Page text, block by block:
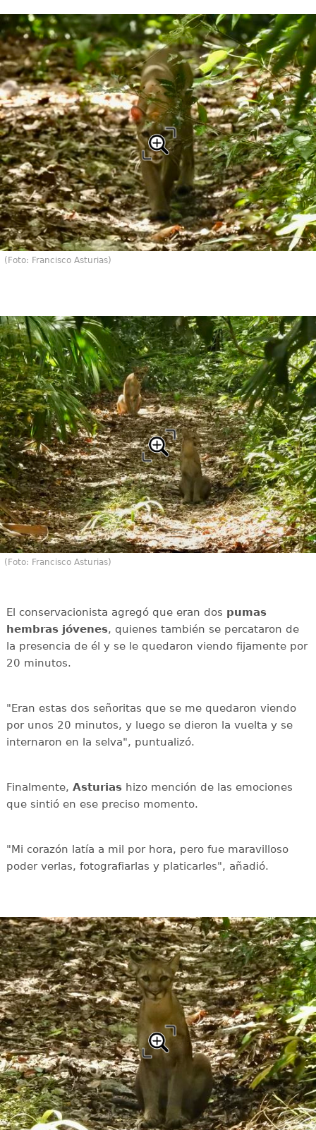
(Foto: Francisco Asturias)
(Foto: Francisco Asturias)
El conservacionista agregó que eran dos pumas
hembras jóvenes, quienes también se percataron de
la presencia de él y se le quedaron viendo fijamente por
20 minutos.
"Eran estas dos señoritas que se me quedaron viendo
por unos 20 minutos, y luego se dieron la vuelta y se
internaron en la selva", puntualizó.
Finalmente, Asturiashizo mención de las emociones
que sintió en ese preciso momento.
"Mi corazón latía a mil por hora, pero fue maravilloso
poder verlas, fotografiarlas y platicarles", añadió.